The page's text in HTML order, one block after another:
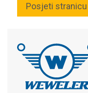
Posjeti stranicu